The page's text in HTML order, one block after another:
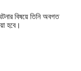
বিষয়ে তিনি অবগত
হবে।